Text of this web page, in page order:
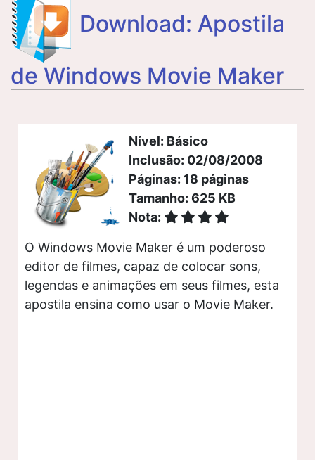
Download: Apostila
de Windows Movie Maker
Nível: Básico
Inclusão: 02/08/2008
Páginas: 18 páginas
Tamanho: 625 KB
Nota:
O Windows Movie Maker é um poderoso
editor de filmes, capaz de colocar sons,
legendas e animações em seus filmes, esta
apostila ensina como usar o Movie Maker.